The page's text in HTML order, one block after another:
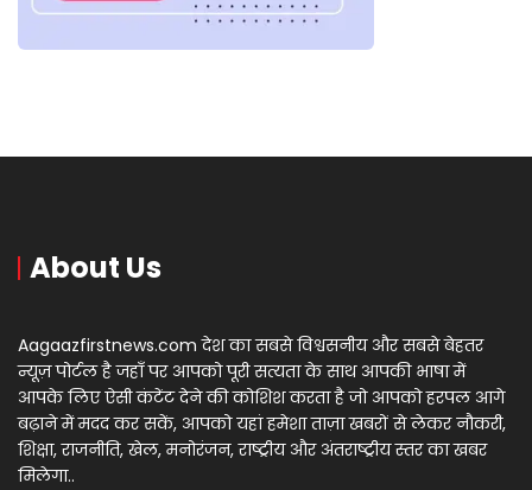
About Us
Aagaazfirstnews.com देश का सबसे विश्वसनीय और सबसे बेहतर
न्यूज़ पोर्टल है जहाँ पर आपको पूरी सत्यता के साथ आपकी भाषा में
आपके लिए ऐसी कंटेंट देने की कोशिश करता है जो आपको हरपल आगे
बढ़ाने में मदद कर सकें, आपको यहां हमेशा ताज़ा खबरों से लेकर नौकरी,
शिक्षा, राजनीति, खेल, मनोरंजन, राष्ट्रीय और अंतराष्ट्रीय स्तर का खबर
मिलेगा..